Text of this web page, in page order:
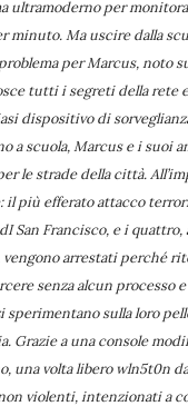
ultramoderno per
Ma uscire dalla
per Marcus, noto
tutti i segreti della rete
dispositivo di
a scuola, Marcus e i suoi
le strade della città.
il più efferato attacco
San Francisco, e i quattro,
vengono arrestati perché
senza alcun processo
sperimentano sulla loro
Grazie a una console
una volta libero wln5t0n
violenti, intenzionati a